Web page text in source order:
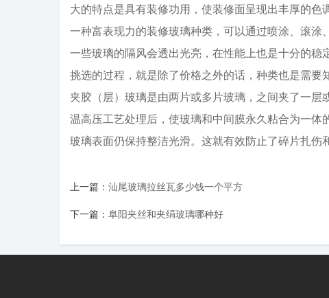
大的特点是具有装修功用，使装修面呈现出丰厚的
一种富表现力的装修玻璃种类，可以通过喷涂、滚涂
一些玻璃的隔风会透出光亮，在性能上也是十分的
挑选的过程，就是除了价格之外的话，种类也是需要
夹胶（层）玻璃是由两片或多片玻璃，之间夹了一
温高压工艺处理后，使玻璃和中间膜永久粘合为一
玻璃表面仍保持整洁光滑。这就有效防止了碎片扎伤
上一篇： 汕尾玻璃拉丝瓦多少钱一个平方
下一篇： 阜阳夹丝和夹绢玻璃哪种好